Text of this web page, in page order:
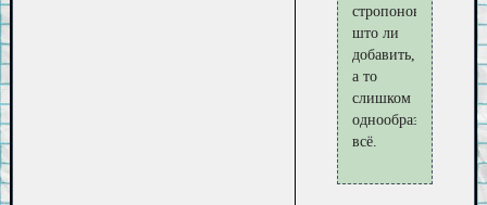
стропонов
што ли
добавить,
а то
слишком
однообразно
всё.